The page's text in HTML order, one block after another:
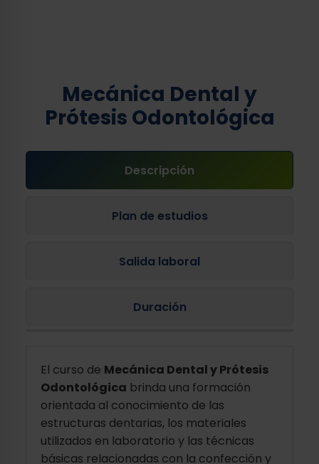
Mecánica Dental y
Prótesis Odontológica
Descripción
Plan de estudios
Salida laboral
Duración
El curso de Mecánica Dental y Prótesis
Odontológica brinda una formación
orientada al conocimiento de las
estructuras dentarias, los materiales
utilizados en laboratorio y las técnicas
básicas relacionadas con la confección y